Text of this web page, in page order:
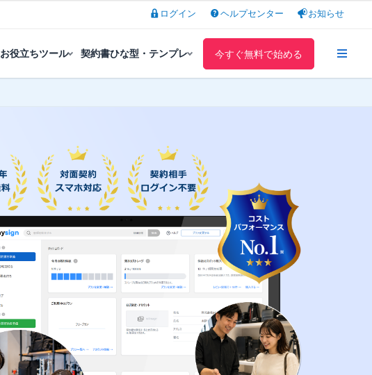
ログイン ヘルプセンター お知らせ
お役立ちツール 契約書ひな型・テンプレ 今すぐ無料で始める